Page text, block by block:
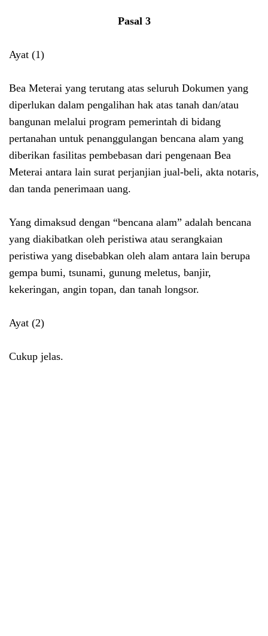
Pasal 3
Ayat (1)
Bea Meterai yang terutang atas seluruh Dokumen yang
diperlukan dalam pengalihan hak atas tanah dan/atau
bangunan melalui program pemerintah di bidang
pertanahan untuk penanggulangan bencana alam yang
diberikan fasilitas pembebasan dari pengenaan Bea
Meterai antara lain surat perjanjian jual-beli, akta notaris,
dan tanda penerimaan uang.
Yang dimaksud dengan “bencana alam” adalah bencana
yang diakibatkan oleh peristiwa atau serangkaian
peristiwa yang disebabkan oleh alam antara lain berupa
gempa bumi, tsunami, gunung meletus, banjir,
kekeringan, angin topan, dan tanah longsor.
Ayat (2)
Cukup jelas.